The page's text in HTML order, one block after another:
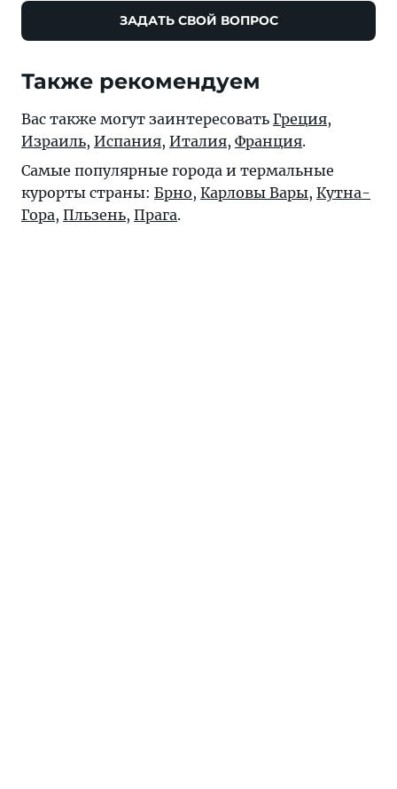
ЗАДАТЬ СВОЙ ВОПРОС
Также рекомендуем
Вас также могут заинтересовать Греция,
Израиль, Испания, Италия, Франция.
Самые популярные города и термальные
курорты страны: Брно, Карловы Вары, Кутна-
Гора, Пльзень, Прага.